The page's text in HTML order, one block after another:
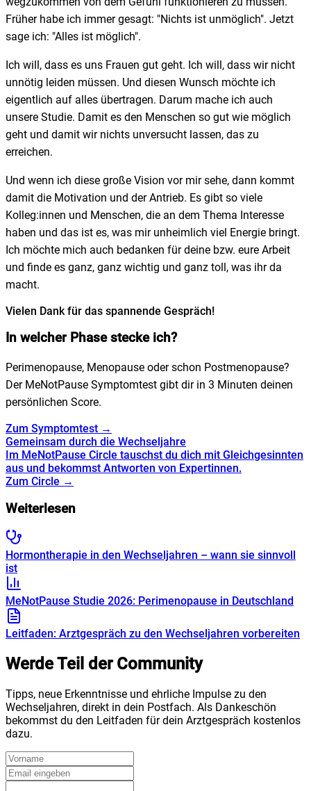
Früher habe ich immer gesagt: "Nichts ist unmöglich". Jetzt
sage ich: "Alles ist möglich".
Ich will, dass es uns Frauen gut geht. Ich will, dass wir nicht
unnötig leiden müssen. Und diesen Wunsch möchte ich
eigentlich auf alles übertragen. Darum mache ich auch
unsere Studie. Damit es den Menschen so gut wie möglich
geht und damit wir nichts unversucht lassen, das zu
erreichen.
Und wenn ich diese große Vision vor mir sehe, dann kommt
damit die Motivation und der Antrieb. Es gibt so viele
Kolleg:innen und Menschen, die an dem Thema Interesse
haben und das ist es, was mir unheimlich viel Energie bringt.
Ich möchte mich auch bedanken für deine bzw. eure Arbeit
und finde es ganz, ganz wichtig und ganz toll, was ihr da
macht.
Vielen Dank für das spannende Gespräch!
In welcher Phase stecke ich?
Perimenopause, Menopause oder schon Postmenopause?
Der MeNotPause Symptomtest gibt dir in 3 Minuten deinen
persönlichen Score.
Zum Symptomtest →
Gemeinsam durch die Wechseljahre
Im MeNotPause Circle tauschst du dich mit Gleichgesinnten
aus und bekommst Antworten von Expertinnen.
Zum Circle →
Weiterlesen
Hormontherapie in den Wechseljahren – wann sie sinnvoll
ist
MeNotPause Studie 2026: Perimenopause in Deutschland
Leitfaden: Arztgespräch zu den Wechseljahren vorbereiten
Werde Teil der Community
Tipps, neue Erkenntnisse und ehrliche Impulse zu den
Wechseljahren, direkt in dein Postfach. Als Dankeschön
bekommst du den Leitfaden für dein Arztgespräch kostenlos
dazu.